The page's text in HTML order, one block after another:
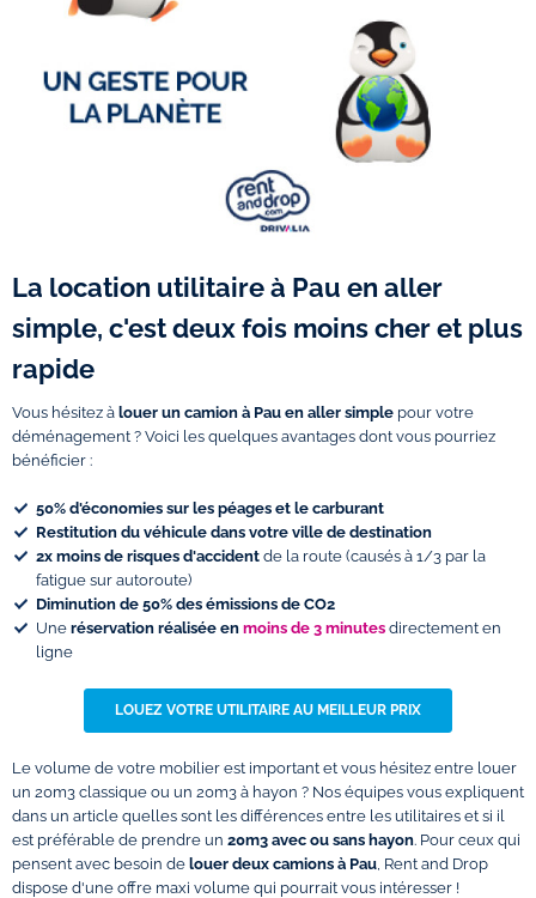
La location utilitaire à Pau en aller
simple, c'est deux fois moins cher et plus
rapide
Vous hésitez à louer un camion à Pau en aller simple pour votre
déménagement ? Voici les quelques avantages dont vous pourriez
bénéficier :
50% d'économies sur les péages et le carburant
Restitution du véhicule dans votre ville de destination
2x moins de risques d'accident de la route (causés à 1/3 par la
fatigue sur autoroute)
Diminution de 50% des émissions de CO2
Une réservation réalisée en moins de 3 minutes directement en
ligne
LOUEZ VOTRE UTILITAIRE AU MEILLEUR PRIX
Le volume de votre mobilier est important et vous hésitez entre louer
un 20m3 classique ou un 20m3 à hayon ? Nos équipes vous expliquent
dans un article quelles sont les différences entre les utilitaires et si il
est préférable de prendre un 20m3 avec ou sans hayon. Pour ceux qui
pensent avec besoin de louer deux camions à Pau , Rent and Drop
dispose d'une offre maxi volume qui pourrait vous intéresser !